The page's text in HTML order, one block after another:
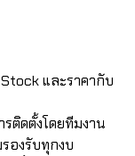
และราคากับ
ติดตั้งโดยทีมงาน
องรับทุกงบ